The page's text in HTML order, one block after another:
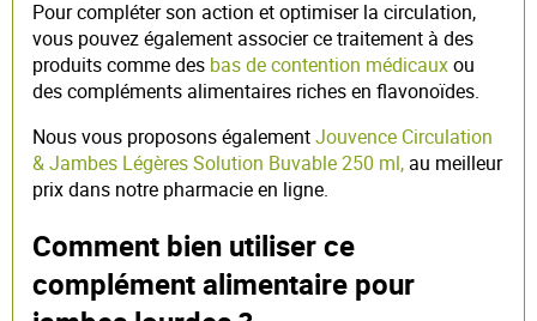
Pour compléter son action et optimiser la circulation,
vous pouvez également associer ce traitement à des
produits comme des bas de contention médicauxou
des compléments alimentaires riches en flavonoïdes.
Nous vous proposons égalementJouvence Circulation
& Jambes Légères Solution Buvable 250 ml, au meilleur
prix dans notre pharmacie en ligne.
Comment bien utiliser ce
complément alimentaire pour